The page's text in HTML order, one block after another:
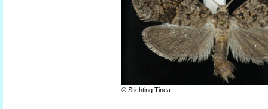
© Stichting Tinea